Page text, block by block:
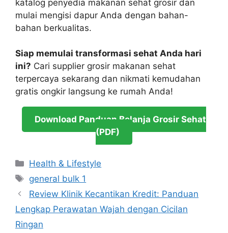
katalog penyedia makanan sehat grosir dan
mulai mengisi dapur Anda dengan bahan-
bahan berkualitas.
Siap memulai transformasi sehat Anda hari
ini? Cari supplier grosir makanan sehat
terpercaya sekarang dan nikmati kemudahan
gratis ongkir langsung ke rumah Anda!
Download Panduan Belanja Grosir Sehat
(PDF)
Categories
Health & Lifestyle
Tags
general bulk 1
Review Klinik Kecantikan Kredit: Panduan
Lengkap Perawatan Wajah dengan Cicilan
Ringan